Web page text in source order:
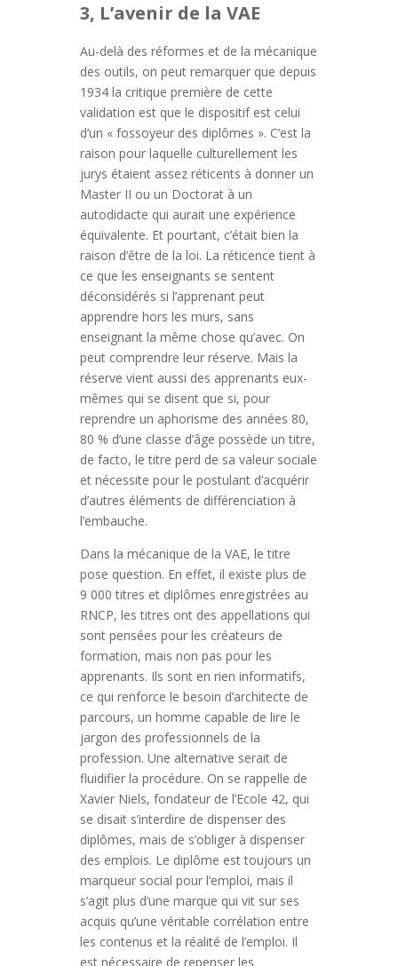
3, L’avenir de la VAE
Au-delà des réformes et de la mécanique
des outils, on peut remarquer que depuis
1934 la critique première de cette
validation est que le dispositif est celui
d’un « fossoyeur des diplômes ». C’est la
raison pour laquelle culturellement les
jurys étaient assez réticents à donner un
Master II ou un Doctorat à un
autodidacte qui aurait une expérience
équivalente. Et pourtant, c’était bien la
raison d’être de la loi. La réticence tient à
ce que les enseignants se sentent
déconsidérés si l’apprenant peut
apprendre hors les murs, sans
enseignant la même chose qu’avec. On
peut comprendre leur réserve. Mais la
réserve vient aussi des apprenants eux-
mêmes qui se disent que si, pour
reprendre un aphorisme des années 80,
80 % d’une classe d’âge possède un titre,
de facto, le titre perd de sa valeur sociale
et nécessite pour le postulant d’acquérir
d’autres éléments de différenciation à
l’embauche.
Dans la mécanique de la VAE, le titre
pose question. En effet, il existe plus de
9 000 titres et diplômes enregistrées au
RNCP, les titres ont des appellations qui
sont pensées pour les créateurs de
formation, mais non pas pour les
apprenants. Ils sont en rien informatifs,
ce qui renforce le besoin d’architecte de
parcours, un homme capable de lire le
jargon des professionnels de la
profession. Une alternative serait de
fluidifier la procédure. On se rappelle de
Xavier Niels, fondateur de l’Ecole 42, qui
se disait s’interdire de dispenser des
diplômes, mais de s’obliger à dispenser
des emplois. Le diplôme est toujours un
marqueur social pour l’emploi, mais il
s’agit plus d’une marque qui vit sur ses
acquis qu’une véritable corrélation entre
les contenus et la réalité de l’emploi. Il
est nécessaire de repenser les